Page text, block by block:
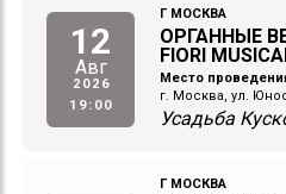
12
Авг
2026
19:00
Г МОСКВА
ОРГАННЫЕ
FIORI
Место
г. Москва, ул.
Усадьба
Г МОСКВА